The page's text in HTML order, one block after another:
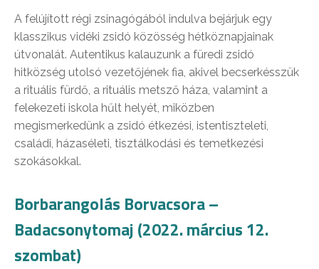
A felújított régi zsinagógából indulva bejárjuk egy
klasszikus vidéki zsidó közösség hétköznapjainak
útvonalát. Autentikus kalauzunk a füredi zsidó
hitközség utolsó vezetőjének fia, akivel becserkésszük
a rituális fürdő, a rituális metsző háza, valamint a
felekezeti iskola hűlt helyét, miközben
megismerkedünk a zsidó étkezési, istentiszteleti,
családi, házaséleti, tisztálkodási és temetkezési
szokásokkal.
Borbarangolás Borvacsora –
Badacsonytomaj (2022. március 12.
szombat)